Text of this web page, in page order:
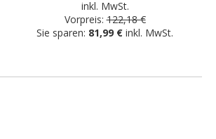
inkl. MwSt.
Vorpreis: 122,18 €
Sie sparen: 81,99 € inkl. MwSt.